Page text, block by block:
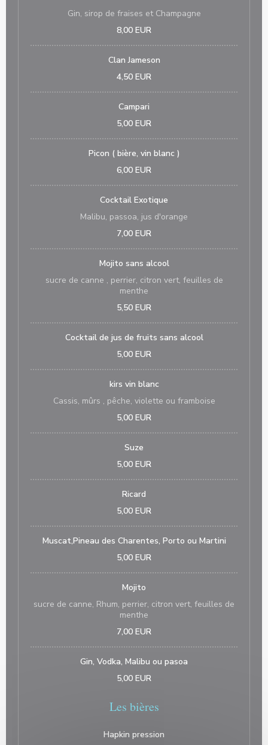
Gin, sirop de fraises et Champagne
8,00 EUR
Clan Jameson
4,50 EUR
Campari
5,00 EUR
Picon ( bière, vin blanc )
6,00 EUR
Cocktail Exotique
Malibu, passoa, jus d'orange
7,00 EUR
Mojito sans alcool
sucre de canne , perrier, citron vert, feuilles de
menthe
5,50 EUR
Cocktail de jus de fruits sans alcool
5,00 EUR
kirs vin blanc
Cassis, mûrs , pêche, violette ou framboise
5,00 EUR
Suze
5,00 EUR
Ricard
5,00 EUR
Muscat,Pineau des Charentes, Porto ou Martini
5,00 EUR
Mojito
sucre de canne, Rhum, perrier, citron vert, feuilles de
menthe
7,00 EUR
Gin, Vodka, Malibu ou pasoa
5,00 EUR
Les bières
Hapkin pression